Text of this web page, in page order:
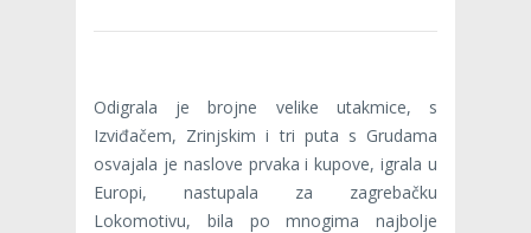
Odigrala je brojne velike utakmice, s
Izviđačem, Zrinjskim i tri puta s Grudama
osvajala je naslove prvaka i kupove, igrala u
Europi, nastupala za zagrebačku
Lokomotivu, bila po mnogima najbolje